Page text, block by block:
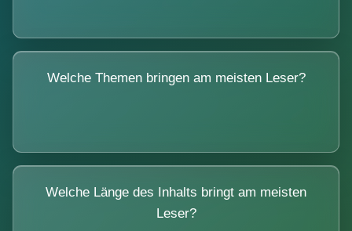
Welche Themen bringen am meisten Leser?
Welche Länge des Inhalts bringt am meisten
Leser?